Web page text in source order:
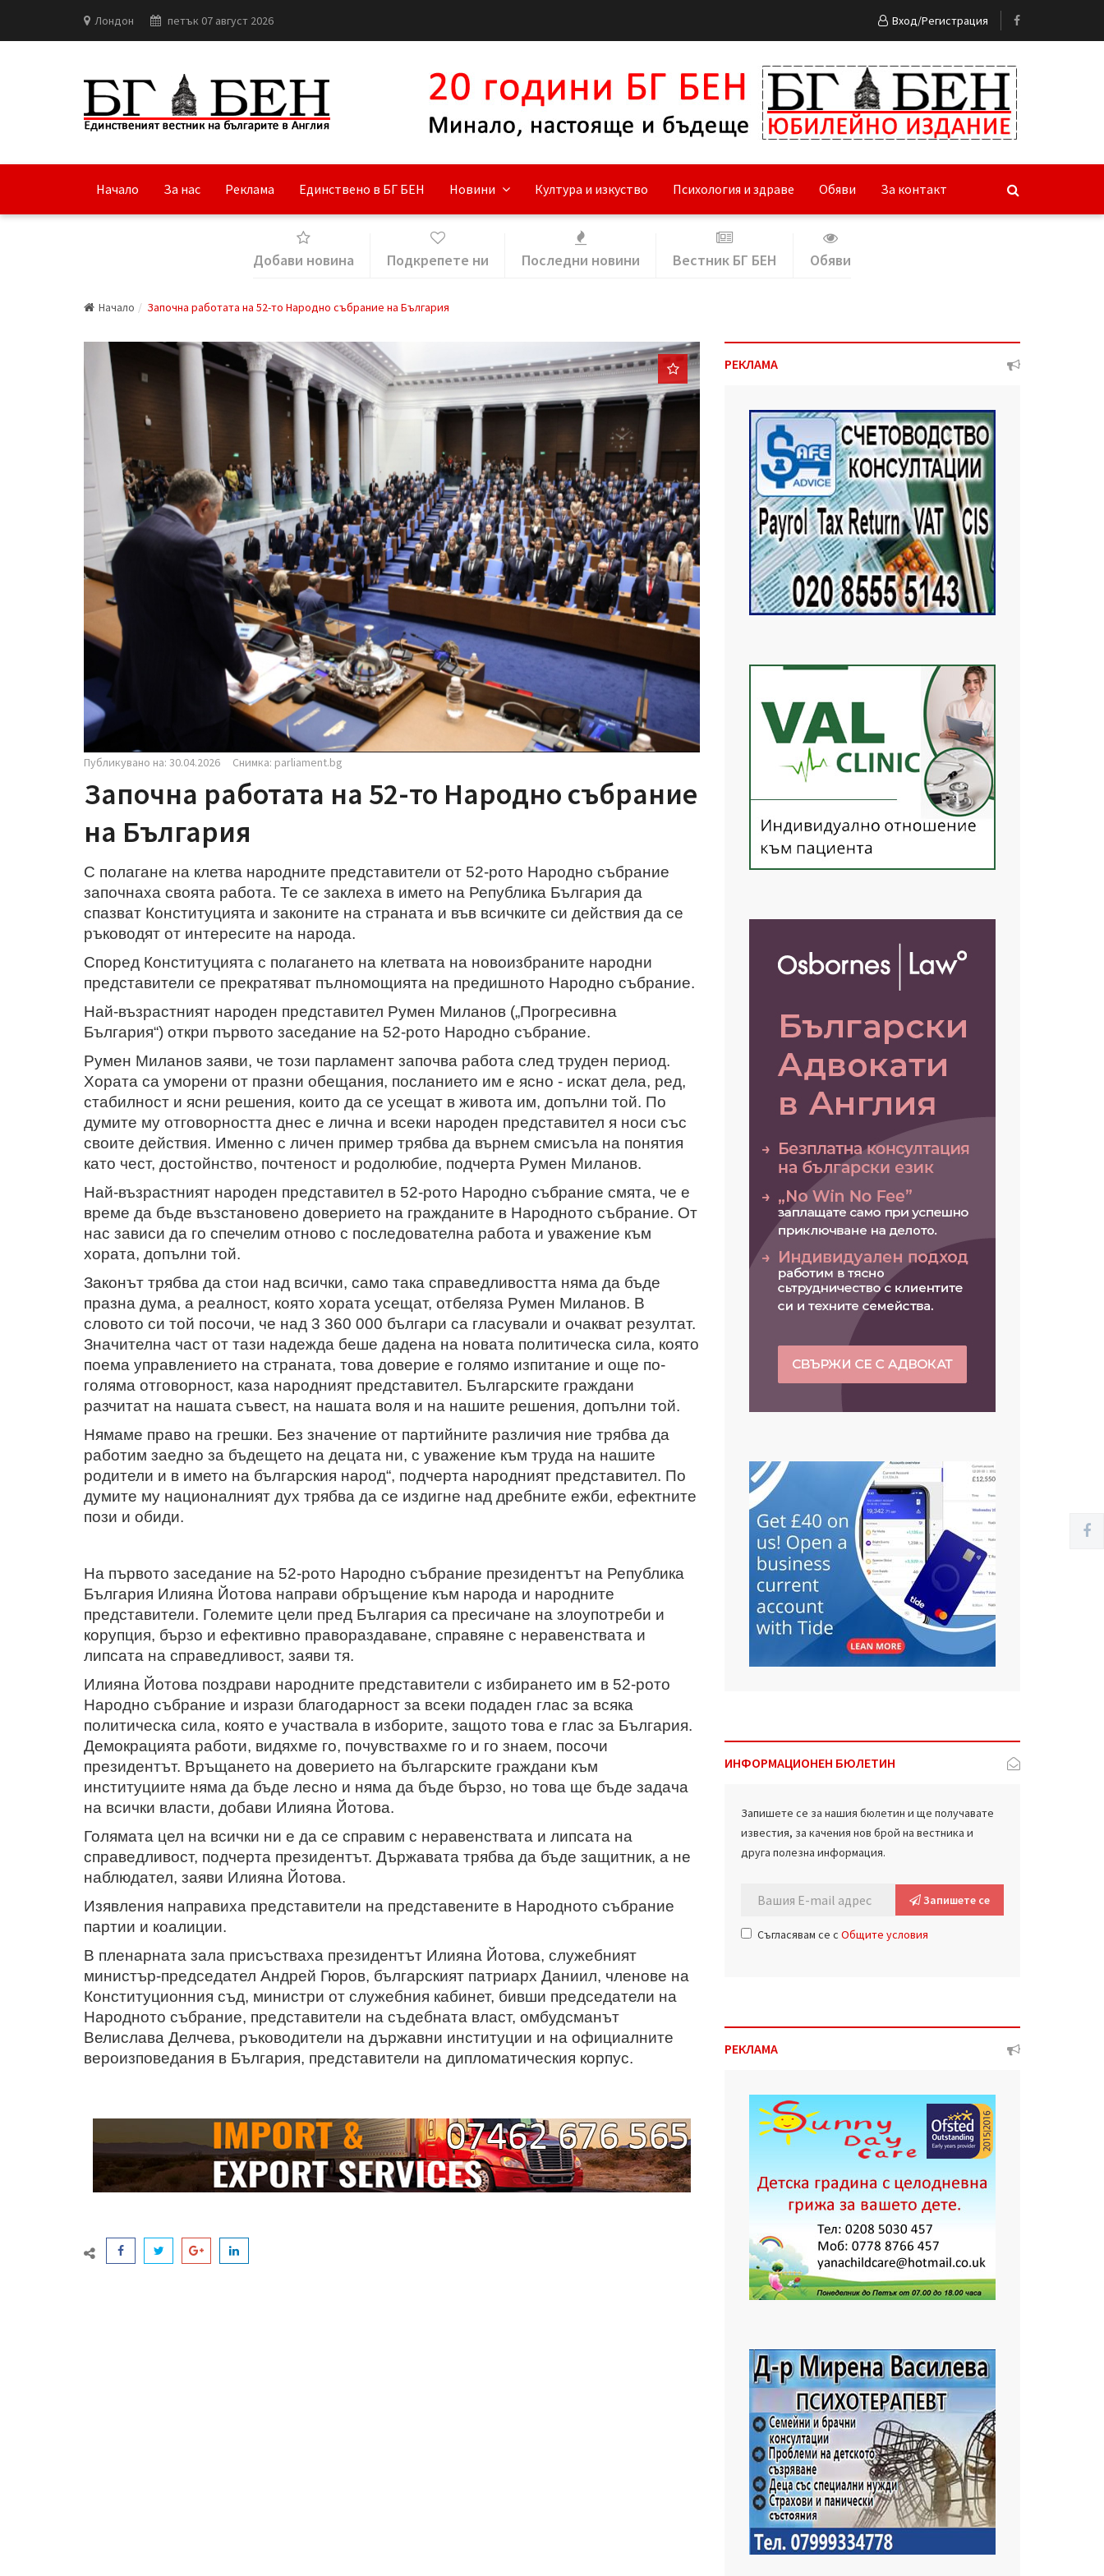
Лондон петък 07 август 2026 Вход/Регистрация
Начало За нас Реклама Единствено в БГ БЕН Новини Култура и изкуство Психология и здраве Обяви За контакт
Добави новина Подкрепете ни Последни новини Вестник БГ БЕН Обяви
Начало Започна работата на 52-то Народно събрание на България
Публикувано на: 30.04.2026 Снимка: parliament.bg
Започна работата на 52-то Народно събрание
на България
С полагане на клетва народните представители от 52-рото Народно събрание
започнаха своята работа. Те се заклеха в името на Република България да
спазват Конституцията и законите на страната и във всичките си действия да се
ръководят от интересите на народа.
Според Конституцията с полагането на клетвата на новоизбраните народни
представители се прекратяват пълномощията на предишното Народно събрание.
Най-възрастният народен представител Румен Миланов („Прогресивна
България“) откри първото заседание на 52-рото Народно събрание.
Румен Миланов заяви, че този парламент започва работа след труден период.
Хората са уморени от празни обещания, посланието им е ясно - искат дела, ред,
стабилност и ясни решения, които да се усещат в живота им, допълни той. По
думите му отговорността днес е лична и всеки народен представител я носи със
своите действия. Именно с личен пример трябва да върнем смисъла на понятия
като чест, достойнство, почтеност и родолюбие, подчерта Румен Миланов.
Най-възрастният народен представител в 52-рото Народно събрание смята, че е
време да бъде възстановено доверието на гражданите в Народното събрание. От
нас зависи да го спечелим отново с последователна работа и уважение към
хората, допълни той.
Законът трябва да стои над всички, само така справедливостта няма да бъде
празна дума, а реалност, която хората усещат, отбеляза Румен Миланов. В
словото си той посочи, че над 3 360 000 българи са гласували и очакват резултат.
Значителна част от тази надежда беше дадена на новата политическа сила, която
поема управлението на страната, това доверие е голямо изпитание и още по-
голяма отговорност, каза народният представител. Българските граждани
разчитат на нашата съвест, на нашата воля и на нашите решения, допълни той.
Нямаме право на грешки. Без значение от партийните различия ние трябва да
работим заедно за бъдещето на децата ни, с уважение към труда на нашите
родители и в името на българския народ“, подчерта народният представител. По
думите му националният дух трябва да се издигне над дребните ежби, ефектните
пози и обиди.
На първото заседание на 52-рото Народно събрание президентът на Република
България Илияна Йотова направи обръщение към народа и народните
представители. Големите цели пред България са пресичане на злоупотреби и
корупция, бързо и ефективно правораздаване, справяне с неравенствата и
липсата на справедливост, заяви тя.
Илияна Йотова поздрави народните представители с избирането им в 52-рото
Народно събрание и изрази благодарност за всеки подаден глас за всяка
политическа сила, която е участвала в изборите, защото това е глас за България.
Демокрацията работи, видяхме го, почувствахме го и го знаем, посочи
президентът. Връщането на доверието на българските граждани към
институциите няма да бъде лесно и няма да бъде бързо, но това ще бъде задача
на всички власти, добави Илияна Йотова.
Голямата цел на всички ни е да се справим с неравенствата и липсата на
справедливост, подчерта президентът. Държавата трябва да бъде защитник, а не
наблюдател, заяви Илияна Йотова.
Изявления направиха представители на представените в Народното събрание
партии и коалиции.
В пленарната зала присъстваха президентът Илияна Йотова, служебният
министър-председател Андрей Гюров, българският патриарх Даниил, членове на
Конституционния съд, министри от служебния кабинет, бивши председатели на
Народното събрание, представители на съдебната власт, омбудсманът
Велислава Делчева, ръководители на държавни институции и на официалните
вероизповедания в България, представители на дипломатическия корпус.
РЕКЛАМА
ИНФОРМАЦИОНЕН БЮЛЕТИН
Запишете се за нашия бюлетин и ще получавате
известия, за качения нов брой на вестника и
друга полезна информация.
Запишете се
Съгласявам се с Общите условия
РЕКЛАМА